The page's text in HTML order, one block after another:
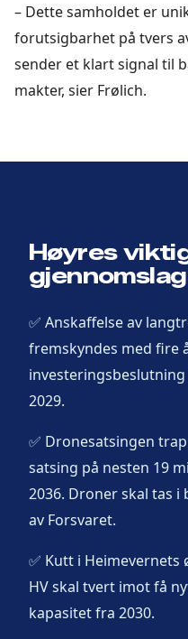
– Dette samholdet er
forutsigbarhet på tvers
sender et klart signal til
makter, sier Frølich.
Høyres
✅ Anskaffelse av
fremskyndes med fire
2029.
✅ Dronesatsingen
satsing på nesten 19
2036. Droner skal tas
av Forsvaret.
✅ Kutt i
HV skal tvert imot få
kapasitet fra 2030.